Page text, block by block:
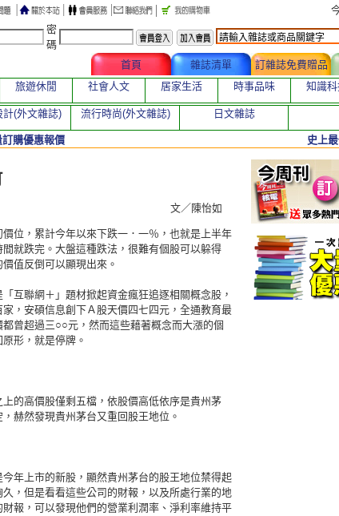
文／陳怡如
位，累計今年以來下跌一．一％，也就是上半年
就跌完。大盤這種跌法，很難有個股可以躲得
值反倒可以顯現出來。
互聯網＋」題材掀起資金瘋狂追逐相關概念股，
，安碩信息創下Ａ股天價四七四元，全通教育最
曾超過三○○元，然而這些藉著概念而大漲的個
形，就是停牌。
的高價股僅剩五檔，依股價高低依序是貴州茅
赫然發現貴州茅台又重回股王地位。
年上市的新股，顯然貴州茅台的股王地位禁得起
，但是看看這些公司的財報，以及所處行業的地
報，可以發現他們的營業利潤率、淨利率維持平
密
碼
首頁 雜誌清單 訂雜誌免費贈品
旅遊休閒 社會人文 居家生活 時事品味 知識科
計(外文雜誌) 流行時尚(外文雜誌) 日文雜誌
訂購優惠報價 史上